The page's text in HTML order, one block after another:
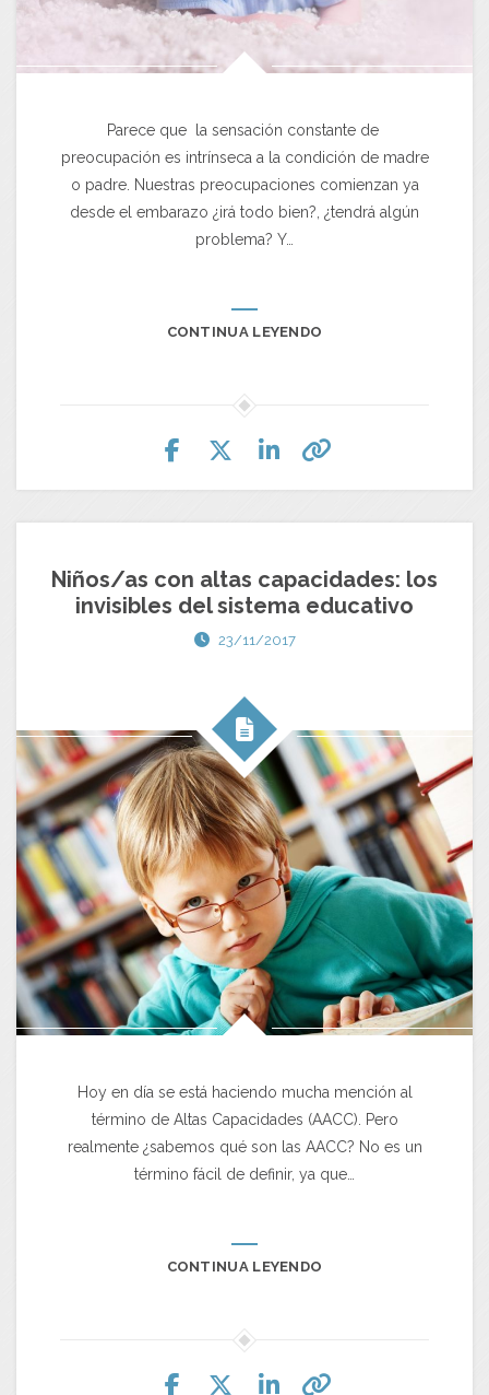
Parece que la sensación constante de
preocupación es intrínseca a la condición de madre
o padre. Nuestras preocupaciones comienzan ya
desde el embarazo ¿irá todo bien?, ¿tendrá algún
problema? Y…
CONTINUA LEYENDO
Niños/as con altas capacidades: los
invisibles del sistema educativo
23/11/2017
Hoy en día se está haciendo mucha mención al
término de Altas Capacidades (AACC). Pero
realmente ¿sabemos qué son las AACC? No es un
término fácil de definir, ya que…
CONTINUA LEYENDO